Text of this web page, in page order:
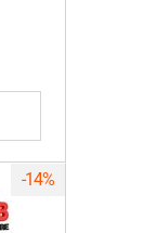
-14%